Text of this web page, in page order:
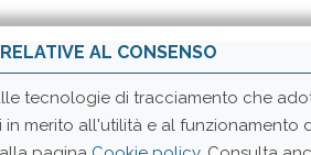
AL CONSENSO
tecnologie di tracciamento che
merito all'utilità e al funzionamento